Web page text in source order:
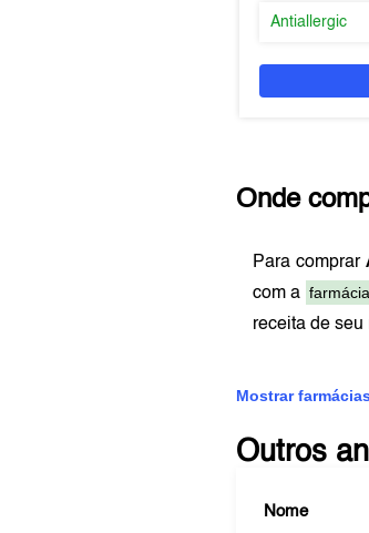
Antiallergic
Onde
Para comprar
com a
receita de seu
Mostrar
Outros
Nome